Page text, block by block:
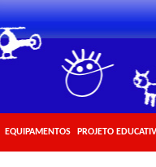
EQUIPAMENTOS PROJETO